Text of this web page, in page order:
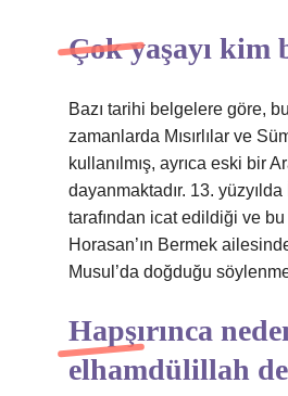
Çok yaşayı kim
Bazı tarihi belgelere göre,
zamanlarda Mısırlılar ve
kullanılmış, ayrıca eski bir
dayanmaktadır. 13.
tarafından icat edildiği ve
Horasan’ın Bermek
Musul’da doğduğu
Hapşırınca
elhamdülillah